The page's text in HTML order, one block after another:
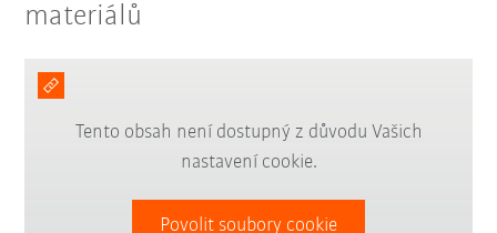
materiálů
Tento obsah není dostupný z důvodu Vašich
nastavení cookie.
Povolit soubory cookie